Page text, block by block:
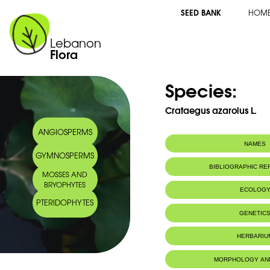
Lebanon
Flora
SEED BANK
ANGIOSPERMS
GYMNOSPERMS
MOSSES AND
BRYOPHYTES
PTERIDOPHYTES
Species:
Crataegus azarolus L.
NAMES
Common name: Azérolier/
Arabic name: زعرور شائع
BIBLIOGRAPHIC
ECOLOGY
Haies,
dans les
MORPHOLOGY